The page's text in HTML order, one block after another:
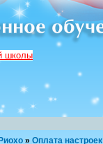
школы
» Оплата